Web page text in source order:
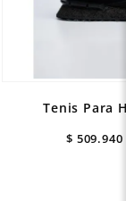
Tenis Para
$ 509.940